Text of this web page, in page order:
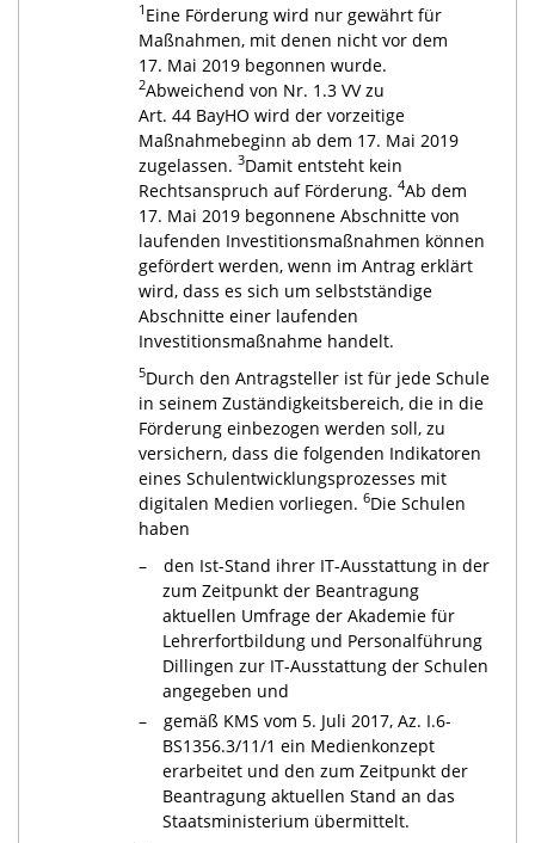
1 Eine Förderung wird nur gewährt für
Maßnahmen, mit denen nicht vor dem
17. Mai 2019 begonnen wurde.
2Abweichend von Nr. 1.3 VV zu
Art. 44 BayHO wird der vorzeitige
Maßnahmebeginn ab dem 17. Mai 2019
zugelassen. 3Damit entsteht kein
Rechtsanspruch auf Förderung. 4Ab dem
17. Mai 2019 begonnene Abschnitte von
laufenden Investitionsmaßnahmen können
gefördert werden, wenn im Antrag erklärt
wird, dass es sich um selbstständige
Abschnitte einer laufenden
Investitionsmaßnahme handelt.
5Durch den Antragsteller ist für jede Schule
in seinem Zuständigkeitsbereich, die in die
Förderung einbezogen werden soll, zu
versichern, dass die folgenden Indikatoren
eines Schulentwicklungsprozesses mit
digitalen Medien vorliegen. 6Die Schulen
haben
den Ist-Stand ihrer IT-Ausstattung in der
zum Zeitpunkt der Beantragung
aktuellen Umfrage der Akademie für
Lehrerfortbildung und Personalführung
Dillingen zur IT-Ausstattung der Schulen
angegeben und
gemäß KMS vom 5. Juli 2017, Az. I.6-
BS1356.3/11/1 ein Medienkonzept
erarbeitet und den zum Zeitpunkt der
Beantragung aktuellen Stand an das
Staatsministerium übermittelt.